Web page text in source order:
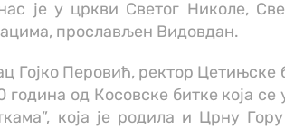
је у цркви Светог Николе,
прослављен Видовдан.
Гојко Перовић, ректор Цетињске
година од Косовске битке која
која је родила и Црну